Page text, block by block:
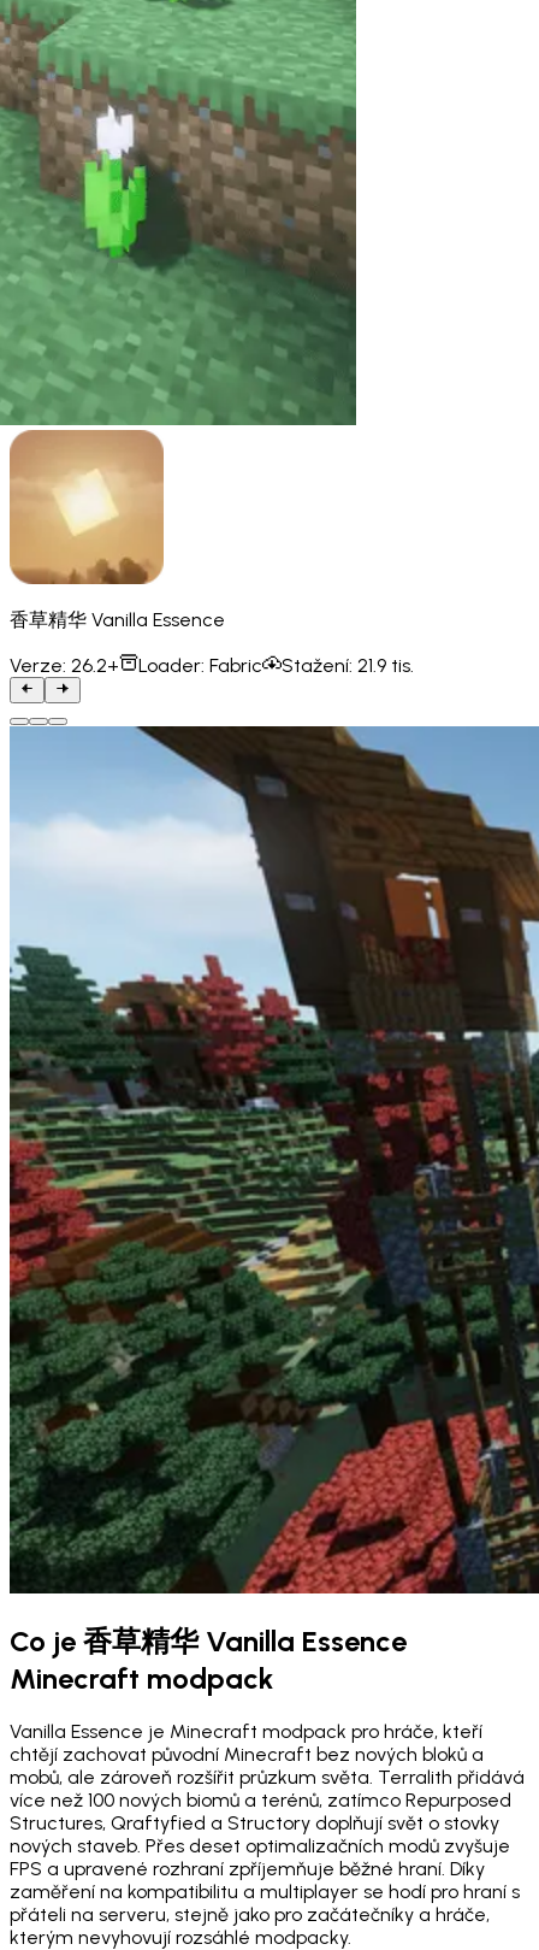
香草精华 Vanilla Essence
Verze: 26.2+ Loader: Fabric Stažení: 21.9 tis.
Co je 香草精华 Vanilla Essence
Minecraft modpack
Vanilla Essence je Minecraft modpack pro hráče, kteří
chtějí zachovat původní Minecraft bez nových bloků a
mobů, ale zároveň rozšířit průzkum světa. Terralith přidává
více než 100 nových biomů a terénů, zatímco Repurposed
Structures, Qraftyfied a Structory doplňují svět o stovky
nových staveb. Přes deset optimalizačních modů zvyšuje
FPS a upravené rozhraní zpříjemňuje běžné hraní. Díky
zaměření na kompatibilitu a multiplayer se hodí pro hraní s
přáteli na serveru, stejně jako pro začátečníky a hráče,
kterým nevyhovují rozsáhlé modpacky.